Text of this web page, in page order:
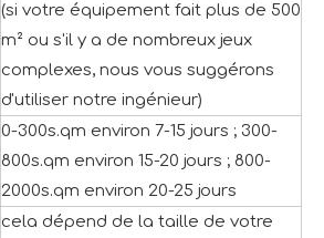
(si votre équipement fait plus de 500
m² ou s'il y a de nombreux jeux
complexes, nous vous suggérons
d'utiliser notre ingénieur)
0-300s.qm environ 7-15 jours ; 300-
800s.qm environ 15-20 jours ; 800-
2000s.qm environ 20-25 jours
cela dépend de la taille de votre